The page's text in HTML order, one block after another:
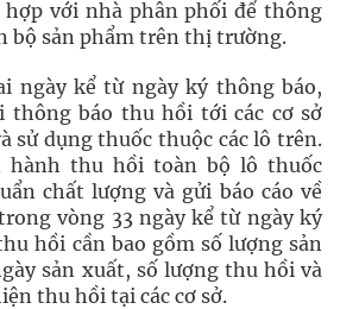
hợp với nhà phân phối để thông
bộ sản phẩm trên thị trường.
ngày kể từ ngày ký thông báo,
thông báo thu hồi tới các cơ sở
sử dụng thuốc thuộc các lô trên.
hành thu hồi toàn bộ lô thuốc
chất lượng và gửi báo cáo về
vòng 33 ngày kể từ ngày ký
hồi cần bao gồm số lượng sản
sản xuất, số lượng thu hồi và
thu hồi tại các cơ sở.